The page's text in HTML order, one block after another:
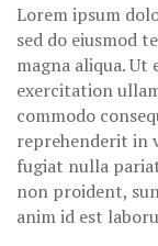
Lorem ipsum
sed do eiusmod
magna aliqua.
exercitation
commodo
reprehenderit in
fugiat nulla
non proident,
anim id est